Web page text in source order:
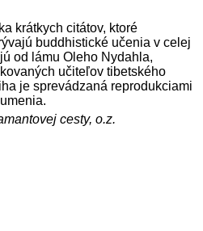
krátkych citátov, ktoré
buddhistické učenia v celej
od lámu Oleho Nydahla,
učiteľov tibetského
je sprevádzaná reprodukciami
cesty, o.z.